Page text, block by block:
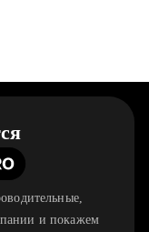
и покажем